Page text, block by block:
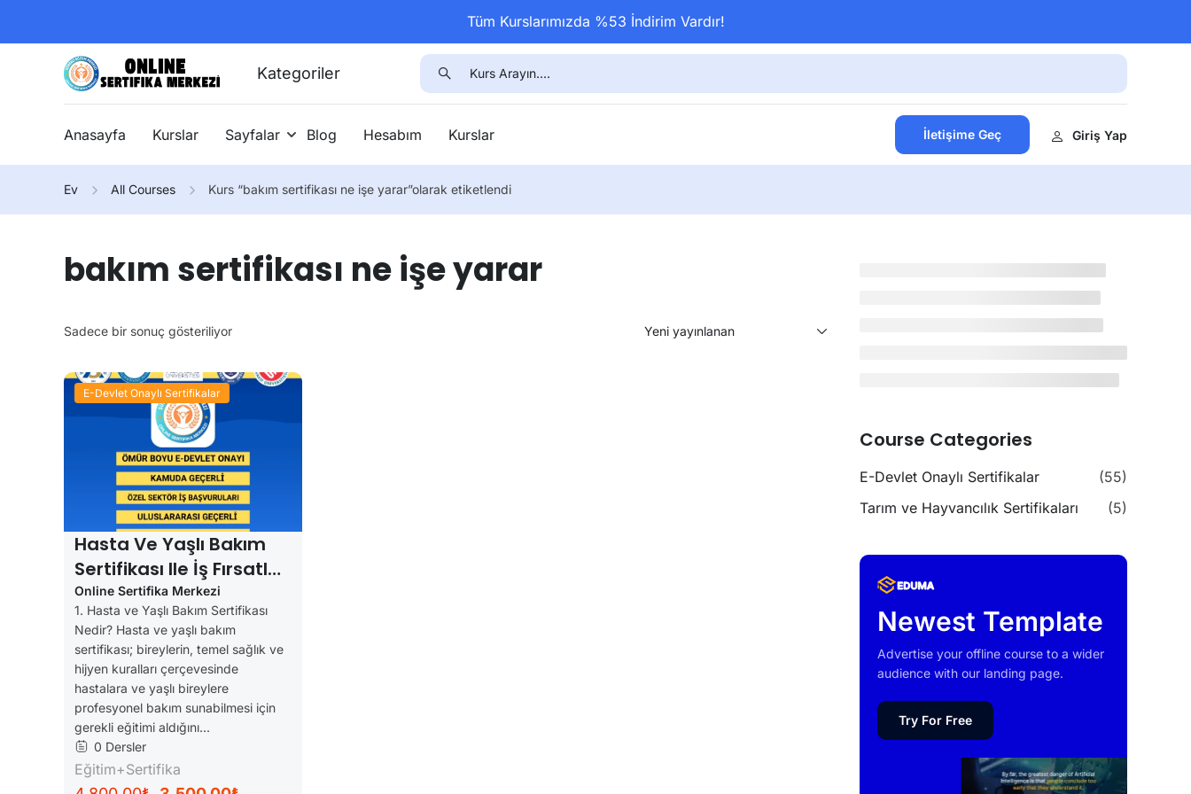
Tüm Kurslarımızda %53 İndirim Vardır!
Kategoriler
Anasayfa Kurslar Sayfalar Blog Hesabım Kurslar İletişime Geç Giriş Yap
Ev All Courses Kurs “bakım sertifikası ne işe yarar”olarak etiketlendi
bakım sertifikası ne işe yarar
Sadece bir sonuç gösteriliyor
E-Devlet Onaylı Sertifikalar
Hasta Ve Yaşlı Bakım
Sertifikası Ile İş Fırsatları
(e-Devlet Onaylı)
Online Sertifika Merkezi
1. Hasta ve Yaşlı Bakım Sertifikası
Nedir? Hasta ve yaşlı bakım
sertifikası; bireylerin, temel sağlık ve
hijyen kuralları çerçevesinde
hastalara ve yaşlı bireylere
profesyonel bakım sunabilmesi için
gerekli eğitimi aldığını...
0 Dersler
Eğitim+Sertifika
Course Categories
E-Devlet Onaylı Sertifikalar
(55)
Tarım ve Hayvancılık Sertifikaları
(5)
Newest Template
Advertise your offline course to a wider
audience with our landing page.
Try For Free